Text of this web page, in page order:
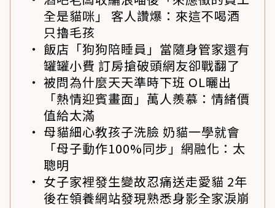
全是貓咪」 客人讚爆：來這不喝酒
只擼毛孩
飯店「狗狗陪睡員」當隨身管家還有
罐罐小費 訂房搶破頭網友卻戰翻了
被問為什麼天天準時下班 OL曬出
「熱情迎賓畫面」萬人羨慕：情緒價
值給太滿
母貓細心教孩子洗臉 奶貓一學就會
「母子動作100%同步」網融化：太
聰明
女子家裡發生變故忍痛送走愛貓 2年
後在領養網站發現熟悉身影全家淚崩